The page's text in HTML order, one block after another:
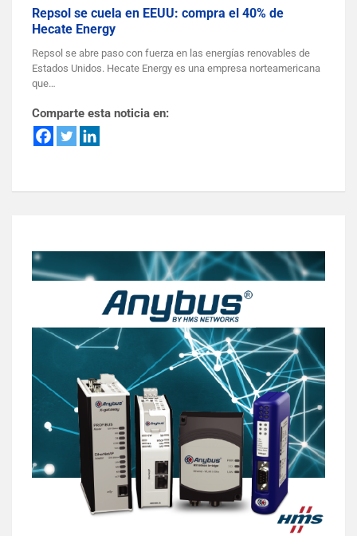
Repsol se cuela en EEUU: compra el 40% de
Hecate Energy
Repsol se abre paso con fuerza en las energías renovables de
Estados Unidos. Hecate Energy es una empresa norteamericana
que…
Comparte esta noticia en: